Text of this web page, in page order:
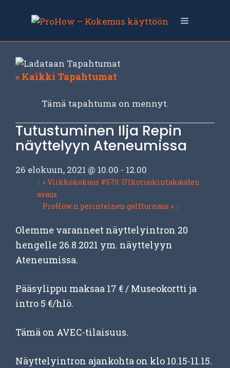
sisältöön
Valikko
« Kaikki Tapahtumat
Tämä tapahtuma on mennyt.
Tutustuminen Ilja Repin
näyttelyyn Ateneumissa
26 elokuun, 2021 @ 10.00 - 12.00
«Viikkokokous #570: Ulkoruokintakauden
avaus
ProHow:n perinteinen golfturnaus »
Olemme varanneet näyttelyintron 20
hengelle 26.8.2021 ym. näyttelyyn
Ateneumissa.
Pääsylippu maksaa 17 € / Museokortti ja
intro 5 €/hlö.
Tämä on AVEC-tilaisuus.
Näyttelyintron ajankohta on klo 10.15-11.15.